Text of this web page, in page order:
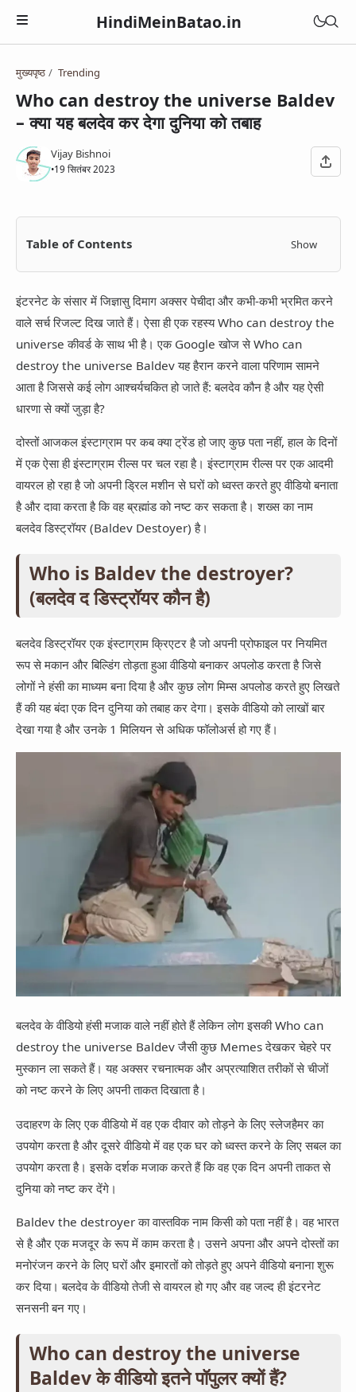
HindiMeinBatao.in
Artificial Intelligence
Technology
Blogger
Chatbot
Google Assistant
Jio Phone
App Information
Health
Women Health
Periods
Pregnancy
Medical Courses
Business
Betting Apps
Courses
Exams
General Knowledge
Trending
Entertainment
Social Media
WhatsApp
Instagram
Facebook
Twitter
Telegram
Snapchat
मुख्यपृष्ठ Trending
Who can destroy the universe Baldev
– क्या यह बलदेव कर देगा दुनिया को तबाह
Vijay Bishnoi
•19 सितंबर 2023
Table of Contents Show
इंटरनेट के संसार में जिज्ञासु दिमाग अक्सर पेचीदा और कभी-कभी भ्रमित करने
वाले सर्च रिजल्ट दिख जाते हैं। ऐसा ही एक रहस्य Who can destroy the
universe कीवर्ड के साथ भी है। एक Google खोज से Who can
destroy the universe Baldev यह हैरान करने वाला परिणाम सामने
आता है जिससे कई लोग आश्चर्यचकित हो जाते हैं: बलदेव कौन है और यह ऐसी
धारणा से क्यों जुड़ा है?
दोस्तों आजकल इंस्टाग्राम पर कब क्या ट्रेंड हो जाए कुछ पता नहीं, हाल के दिनों
में एक ऐसा ही इंस्टाग्राम रील्स पर चल रहा है। इंस्टाग्राम रील्स पर एक आदमी
वायरल हो रहा है जो अपनी ड्रिल मशीन से घरों को ध्वस्त करते हुए वीडियो बनाता
है और दावा करता है कि वह ब्रह्मांड को नष्ट कर सकता है। शख्स का नाम
बलदेव डिस्ट्रॉयर (Baldev Destoyer) है।
Who is Baldev the destroyer?
(बलदेव द डिस्ट्रॉयर कौन है)
बलदेव डिस्ट्रॉयर एक इंस्टाग्राम क्रिएटर है जो अपनी प्रोफाइल पर नियमित
रूप से मकान और बिल्डिंग तोड़ता हुआ वीडियो बनाकर अपलोड करता है जिसे
लोगों ने हंसी का माध्यम बना दिया है और कुछ लोग मिम्स अपलोड करते हुए लिखते
हैं की यह बंदा एक दिन दुनिया को तबाह कर देगा। इसके वीडियो को लाखों बार
देखा गया है और उनके 1 मिलियन से अधिक फॉलोअर्स हो गए हैं।
बलदेव के वीडियो हंसी मजाक वाले नहीं होते हैं लेकिन लोग इसकी Who can
destroy the universe Baldev जैसी कुछ Memes देखकर चेहरे पर
मुस्कान ला सकते हैं। यह अक्सर रचनात्मक और अप्रत्याशित तरीकों से चीजों
को नष्ट करने के लिए अपनी ताकत दिखाता है।
उदाहरण के लिए एक वीडियो में वह एक दीवार को तोड़ने के लिए स्लेजहैमर का
उपयोग करता है और दूसरे वीडियो में वह एक घर को ध्वस्त करने के लिए सबल का
उपयोग करता है। इसके दर्शक मजाक करते हैं कि वह एक दिन अपनी ताकत से
दुनिया को नष्ट कर देंगे।
Baldev the destroyer का वास्तविक नाम किसी को पता नहीं है। वह भारत
से है और एक मजदूर के रूप में काम करता है। उसने अपना और अपने दोस्तों का
मनोरंजन करने के लिए घरों और इमारतों को तोड़ते हुए अपने वीडियो बनाना शुरू
कर दिया। बलदेव के वीडियो तेजी से वायरल हो गए और वह जल्द ही इंटरनेट
सनसनी बन गए।
Who can destroy the universe
Baldev के वीडियो इतने पॉपुलर क्यों हैं?